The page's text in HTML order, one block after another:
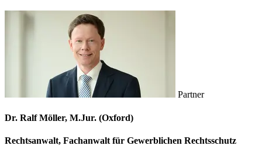
Partner
Dr. Ralf Möller, M.Jur. (Oxford)
Rechtsanwalt, Fachanwalt für Gewerblichen Rechtsschutz